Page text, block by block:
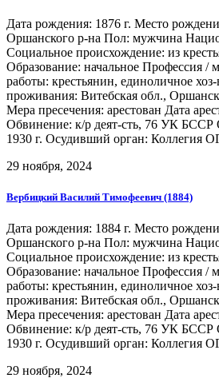
Дата рождения: 1876 г. Место
Оршанского р-на Пол: мужчина
Социальное происхождение: из
Образование: начальное Профессия /
работы: крестьянин, единоличное
проживания: Витебская обл.,
Мера пресечения: арестован Дата
Обвинение: к/р деят-сть, 76 УК БССР
1930 г. Осудивший орган: Коллегия
29 ноября, 2024
Вербицкий Василий Тимофеевич (1884)
Дата рождения: 1884 г. Место
Оршанского р-на Пол: мужчина
Социальное происхождение: из
Образование: начальное Профессия /
работы: крестьянин, единоличное
проживания: Витебская обл.,
Мера пресечения: арестован Дата
Обвинение: к/р деят-сть, 76 УК БССР
1930 г. Осудивший орган: Коллегия
29 ноября, 2024